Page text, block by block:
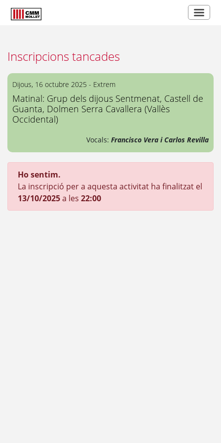
Inscripcions tancades
Dijous, 16 octubre 2025 - Extrem
Matinal: Grup dels dijous Sentmenat, Castell de
Guanta, Dolmen Serra Cavallera (Vallès
Occidental)
Vocals: Francisco Vera i Carlos Revilla
Ho sentim.
La inscripció per a aquesta activitat ha finalitzat el
13/10/2025a les 22:00